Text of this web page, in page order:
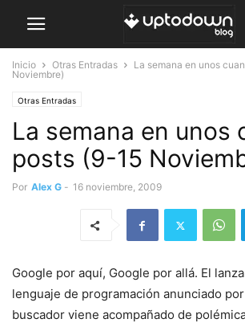
Inicio Otras Entradas
La semana en unos
Noviembre)
Otras Entradas
La semana en unos
posts (9-15
Por Alex G - 16 noviembre, 2009
Google por aquí, Google por allá. El
lenguaje de programación anunciado
buscador viene acompañado de